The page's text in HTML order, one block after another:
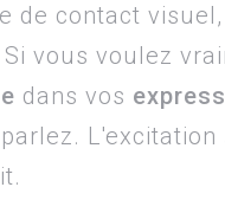
de contact
vous voulez
dans vos